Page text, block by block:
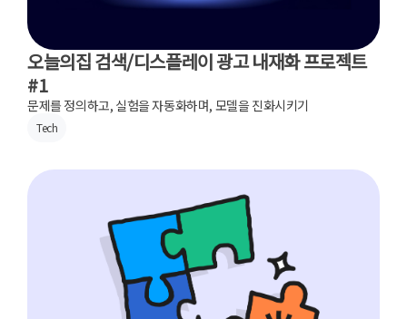
오늘의집 검색/디스플레이 광고 내재화 프로젝트
#1
문제를 정의하고, 실험을 자동화하며, 모델을 진화시키기
Tech